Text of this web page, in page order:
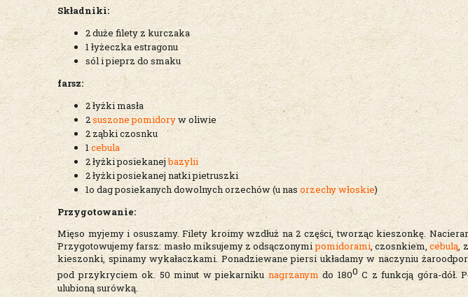
Składniki:
2 duże filety z kurczaka
1 łyżeczka estragonu
sól i pieprz do smaku
farsz:
2 łyżki masła
2suszone pomidoryw oliwie
2 ząbki czosnku
1cebula
2 łyżki posiekanejbazylii
2 łyżki posiekanej natki pietruszki
1o dag posiekanych dowolnych orzechów (u nas orzechy włoskie)
Przygotowanie:
Mięso myjemy i osuszamy. Filety kroimy wzdłuż na 2 części, tworząc kieszonkę.
Przygotowujemy farsz: masło miksujemy z odsączonymipomidorami, czosnkiem,cebulą,
kieszonki, spinamy wykałaczkami. Ponadziewane piersi układamy w naczyniu
pod przykryciem ok. 50 minut w piekarniku nagrzanymdo 1800C z funkcją góra-dół.
ulubioną surówką.